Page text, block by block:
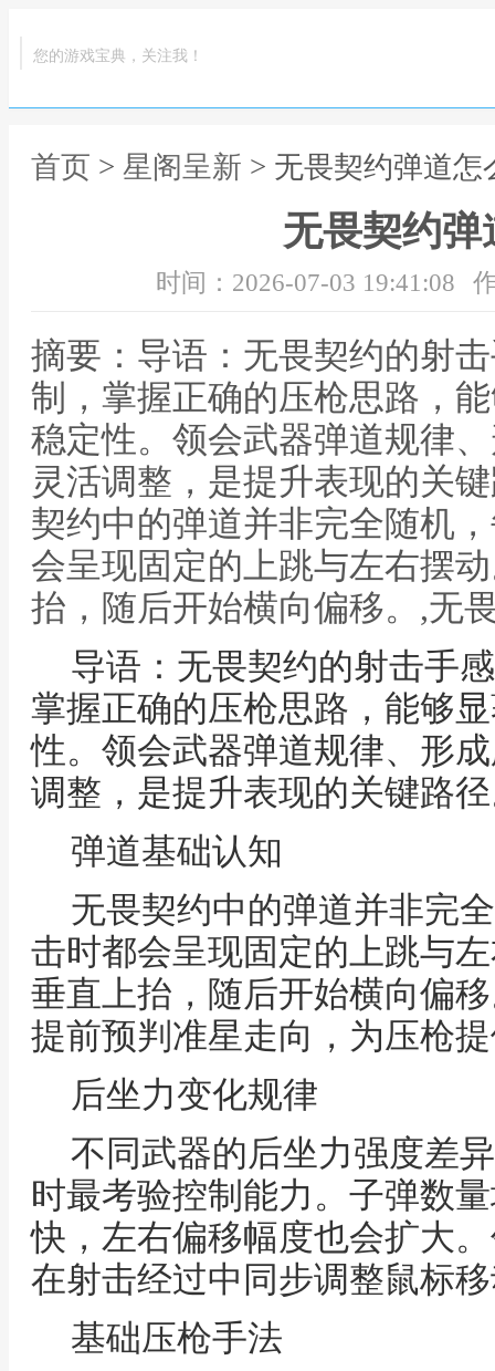
您的游戏宝典，关注我！
首页 > 星阁呈新 > 无畏契约弹道怎
无畏契约弹
时间：2026-07-03 19:41:08
摘要：导语：无畏契约的射
制，掌握正确的压枪思路，
稳定性。领会武器弹道规律
灵活调整，是提升表现的关
契约中的弹道并非完全随机
会呈现固定的上跳与左右摆
抬，随后开始横向偏移。,无
导语：无畏契约的射击手
掌握正确的压枪思路，能够
性。领会武器弹道规律、形
调整，是提升表现的关键路
弹道基础认知
无畏契约中的弹道并非完
击时都会呈现固定的上跳与
垂直上抬，随后开始横向偏
提前预判准星走向，为压枪
后坐力变化规律
不同武器的后坐力强度差
时最考验控制能力。子弹数
快，左右偏移幅度也会扩大
在射击经过中同步调整鼠标
基础压枪手法